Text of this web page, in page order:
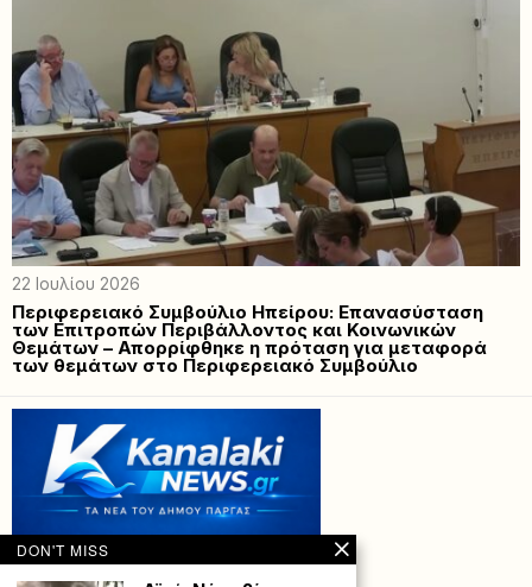
22 Ιουλίου 2026
Περιφερειακό Συμβούλιο Ηπείρου: Επανασύσταση
των Επιτροπών Περιβάλλοντος και Κοινωνικών
Θεμάτων – Απορρίφθηκε η πρόταση για μεταφορά
των θεμάτων στο Περιφερειακό Συμβούλιο
DON'T MISS